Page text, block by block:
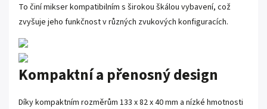
To činí mikser kompatibilním s širokou škálou vybavení, což
zvyšuje jeho funkčnost v různých zvukových konfiguracích.
Kompaktní a přenosný design
Díky kompaktním rozměrům 133 x 82 x 40 mm a nízké hmotnosti